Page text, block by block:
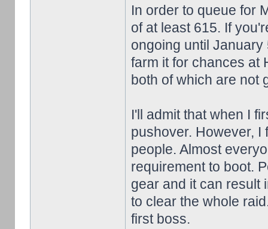
In order to queue for
of at least 615. If
ongoing until
farm it for chances at
both of which are not
I'll admit that when I
pushover. However, I
people. Almost
requirement to boot.
gear and it can result
to clear the whole
first boss.